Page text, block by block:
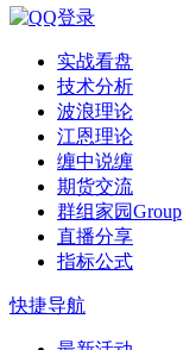
实战看盘
技术分析
波浪理论
江恩理论
缠中说缠
期货交流
群组家园Group
直播分享
指标公式
快捷导航